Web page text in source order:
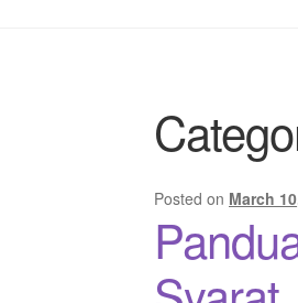
Posted on March